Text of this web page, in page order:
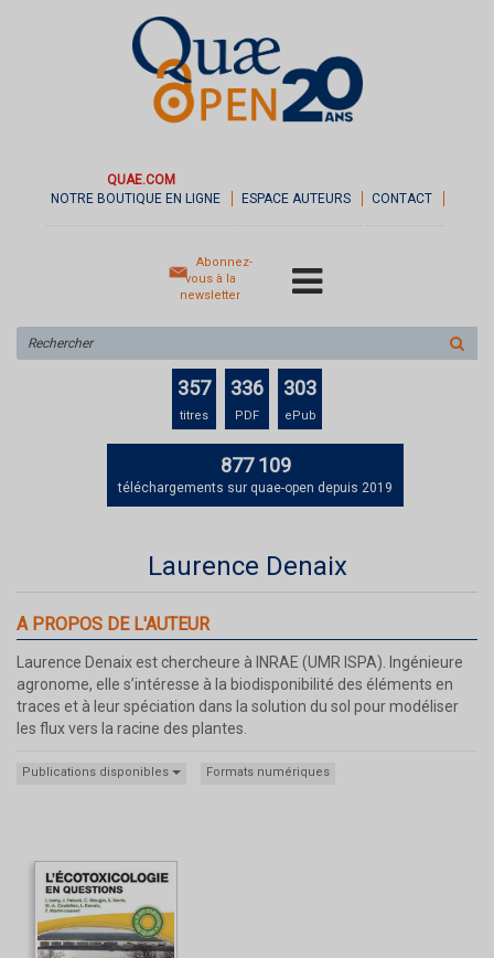
QUAE.COM
NOTRE BOUTIQUE EN LIGNE
ESPACE AUTEURS CONTACT
Abonnez-
vous à la
newsletter
sur
le
357
titres
336
PDF
303
ePub
877 109
téléchargements sur quae-open depuis 2019
Laurence Denaix
A PROPOS DE L'AUTEUR
Laurence Denaix est chercheure à INRAE (UMR ISPA). Ingénieure
agronome, elle s’intéresse à la biodisponibilité des éléments en
traces et à leur spéciation dans la solution du sol pour modéliser
les flux vers la racine des plantes.
Publications disponibles Formats numériques